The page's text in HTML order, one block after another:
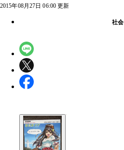
2015年08月27日 06:00 更新
社会